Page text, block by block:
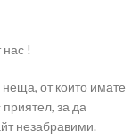
нас !
от които имате
за да
незабравими.